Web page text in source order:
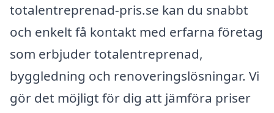
totalentreprenad-pris.se kan du snabbt
och enkelt få kontakt med erfarna företag
som erbjuder totalentreprenad,
byggledning och renoveringslösningar. Vi
gör det möjligt för dig att jämföra priser